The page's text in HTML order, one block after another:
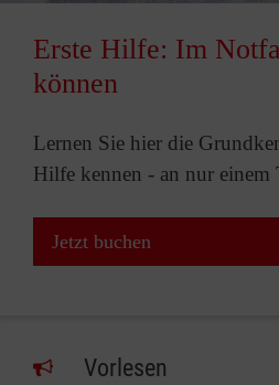
Erste Hilfe: Im
können
Lernen Sie hier die
Hilfe kennen - an nur einem
Jetzt buchen
Vorlesen